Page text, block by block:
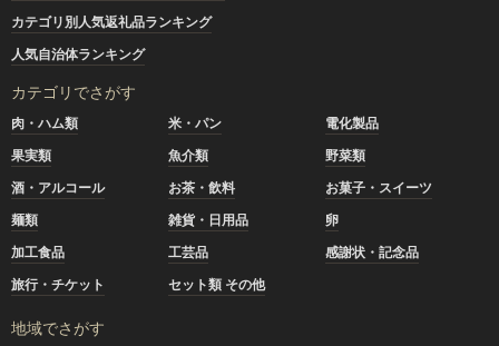
カテゴリ別人気返礼品ランキング
人気自治体ランキング
カテゴリでさがす
肉・ハム類 米・パン
電化製品
果実類
魚介類
野菜類
酒・アルコール
お茶・飲料
お菓子・スイーツ
麺類
雑貨・日用品
卵
加工食品
工芸品
感謝状・記念品
旅行・チケット
セット類 その他
地域でさがす